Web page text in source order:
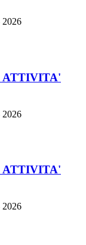
2026
ATTIVITA'
2026
ATTIVITA'
2026